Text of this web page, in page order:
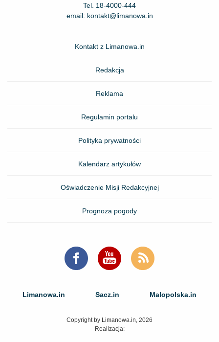
Tel. 18-4000-444
email: kontakt@limanowa.in
Kontakt z Limanowa.in
Redakcja
Reklama
Regulamin portalu
Polityka prywatności
Kalendarz artykułów
Oświadczenie Misji Redakcyjnej
Prognoza pogody
Limanowa.in Sacz.in Malopolska.in
Copyright by Limanowa.in, 2026
Realizacja:
przegapisz żadnych ważnych wydarzeń w Twojej okolicy: od
po zapowiedzi imprez i wiele więcej!